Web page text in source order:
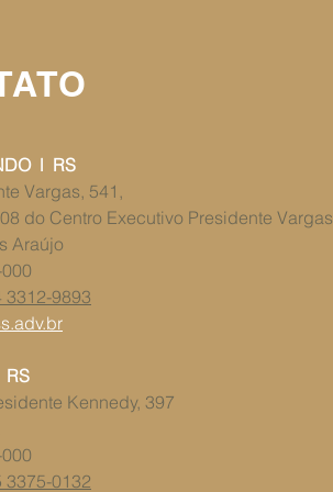
l RS
Vargas, 541,
​​do Centro Executivo Presidente Vargas
Araújo
3312-9893
RS
Kennedy, 397
3375-0132